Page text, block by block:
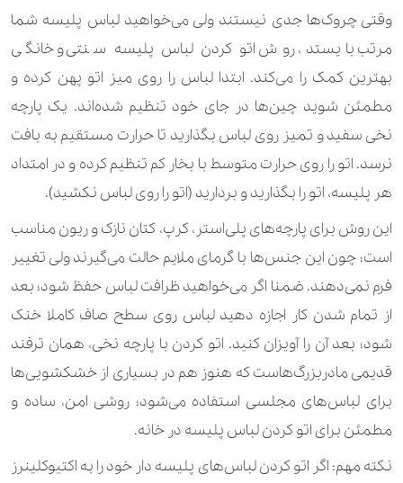
وقتی چروک‌ها جدی نیستند ولی می‌خواهید لباس پلیسه‌ شما
مرتب بایستد، روش اتو کردن لباس پلیسه سنتی و خانگی
بهترین کمک را می‌کند. ابتدا لباس را روی میز اتو پهن کرده و
مطمئن شوید چین‌ها در جای خود تنظیم شده‌اند. یک پارچه
نخی سفید و تمیز روی لباس بگذارید تا حرارت مستقیم به بافت
نرسد. اتو را روی حرارت متوسط با بخار کم تنظیم کرده و در امتداد
هر پلیسه، اتو را بگذارید و بردارید (اتو را روی لباس نکشید).
این روش برای پارچه‌های پلی‌استر، کرپ، کتان نازک و ریون مناسب
است؛ چون این جنس‌ها با گرمای ملایم حالت می‌گیرند ولی تغییر
فرم نمی‌دهند. ضمنا اگر می‌خواهید ظرافت لباس حفظ شود؛ بعد
از تمام شدن کار اجازه دهید لباس روی سطح صاف کاملا خنک
شود؛ بعد آن را آویزان کنید. اتو کردن با پارچه نخی، همان ترفند
قدیمی مادربزرگ‌هاست که هنوز هم در بسیاری از خشکشویی‌ها
برای لباس‌های مجلسی استفاده می‌شود؛ روشی امن، ساده و
مطمئن برای اتو کردن لباس پلیسه در خانه.
نکته مهم: اگر اتو کردن لباس‌های پلیسه دار خود را به اکتیوکلینرز